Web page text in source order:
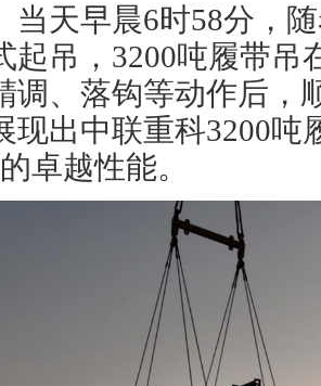
早晨6时58分，随
起吊，3200吨履带吊
调、落钩等动作后，
现出中联重科3200吨
卓越性能。